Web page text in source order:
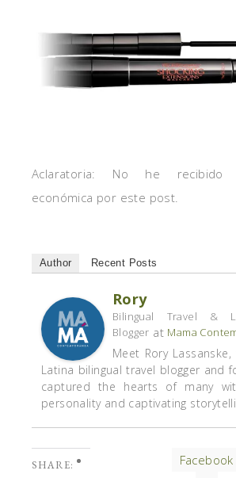
Aclaratoria: No he recibido
económica por este post.
Author Recent Posts
Rory
Bilingual Travel &
Blogger at Mama
Meet Rory
Latina bilingual travel blogger and
captured the hearts of many
personality and captivating
SHARE:
Facebook